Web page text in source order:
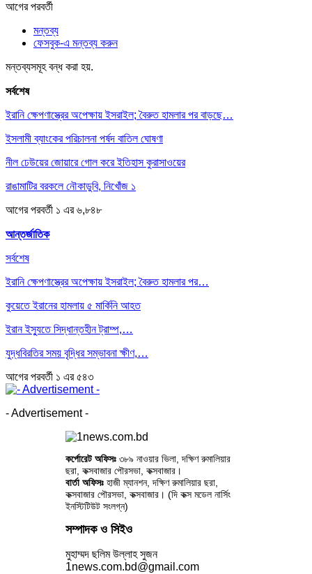
আগেরপরবর্তী
মন্তব্য
ফেসবুক-এ মন্তব্য করুন
মন্তব্যসমূহ বন্ধ করা হয়.
সর্বশেষ
ইরানি ক্ষেপণাস্ত্রের অপেক্ষায় ইসরাইল; বৈরুত হামলার পর বাড়ছে…
ইসলামী ব্যাংকের পরিচালনা পর্ষদ বাতিল ঘোষণা
নীল ঢেউয়ের জোয়ারে গোল করে ইতিহাস কুরাসাওয়ের
রাঙামাটির বরকলে নৌকাডুবি, নিখোঁজ ১
আগেরপরবর্তী ১ এর ৬,৮৪৮
আন্তর্জাতিক
সর্বশেষ
ইরানি ক্ষেপণাস্ত্রের অপেক্ষায় ইসরাইল; বৈরুত হামলার পর…
কুয়েতে ইরানের হামলায় ৫ মার্কিনি আহত
ইরান ইস্যুতে সিদ্ধান্তহীন ট্রাম্প,…
যুদ্ধবিরতির সময় বৃদ্ধির সম্ভাবনা ক্ষীণ,…
আগেরপরবর্তী ১ এর ৫৪৩
- Advertisement -
কর্পোরেট অফিসঃ ৩৮৯ নাওয়ার ভিলা, দক্ষিণ রুমালিয়ার
ছরা, কক্সবাজার পৌরসভা, কক্সবাজার।
বার্তা অফিসঃহাজী ম্যানশন, দক্ষিণ রুমালিয়ার ছরা,
কক্সবাজার পৌরসভা, কক্সবাজার। (দি কক্স মডেল নার্সিং
ইনস্টিটিউট সংলগ্ন)
সম্পাদক ও সিইও
মুহাম্মদ ছলিম উল্লাহ সুজন
1news.com.bd@gmail.com